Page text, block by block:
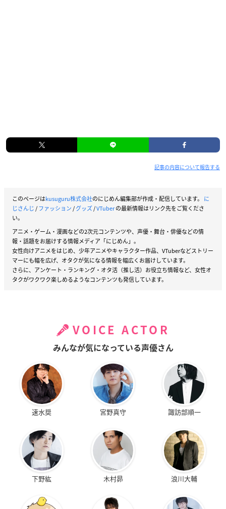
記事の内容について報告する
このページはkusuguru株式会社のにじめん編集部が作成・配信しています。 に
じさんじ/ファッション/グッズ/VTuberの最新情報はリンク先をご覧くださ
い。
アニメ・ゲーム・漫画などの2次元コンテンツや、声優・舞台・俳優などの情
報・話題をお届けする情報メディア「にじめん」。
女性向けアニメをはじめ、少年アニメやキャラクター作品、VTuberなどストリー
マーにも幅を広げ、オタクが気になる情報を幅広くお届けしています。
さらに、アンケート・ランキング・オタ活（推し活）お役立ち情報など、女性オ
タクがワクワク楽しめるようなコンテンツも発信しています。
VOICE ACTOR
みんなが気になっている声優さん
速水奨 宮野真守 諏訪部順一
下野紘 木村昴 浪川大輔